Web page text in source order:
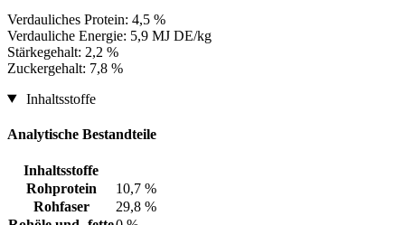
Verdauliches Protein: 4,5 %
Verdauliche Energie: 5,9 MJ DE/kg
Stärkegehalt: 2,2 %
Zuckergehalt: 7,8 %
Inhaltsstoffe
Analytische Bestandteile
Inhaltsstoffe
Rohprotein
10,7 %
Rohfaser
29,8 %